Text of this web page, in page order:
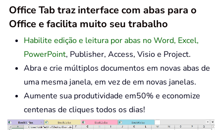
Office Tab traz interface com abas para o
Office e facilita muito seu trabalho
Habilite edição e leitura por abas no Word, Excel,
PowerPoint, Publisher, Access, Visio e Project.
Abra e crie múltiplos documentos em novas abas de
uma mesma janela, em vez de em novas janelas.
Aumente sua produtividade em50% e economize
centenas de cliques todos os dias!